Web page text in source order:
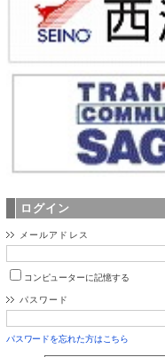
ログイン
メールアドレス
コンピューターに記憶する
パスワード
パスワードを忘れた方はこちら